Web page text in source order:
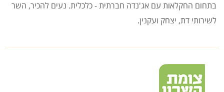
בתחום החקלאות עם אג'נדה חברתית - כלכלית. נעים להכיר, השר
לשירותי דת, יצחק ועקנין.